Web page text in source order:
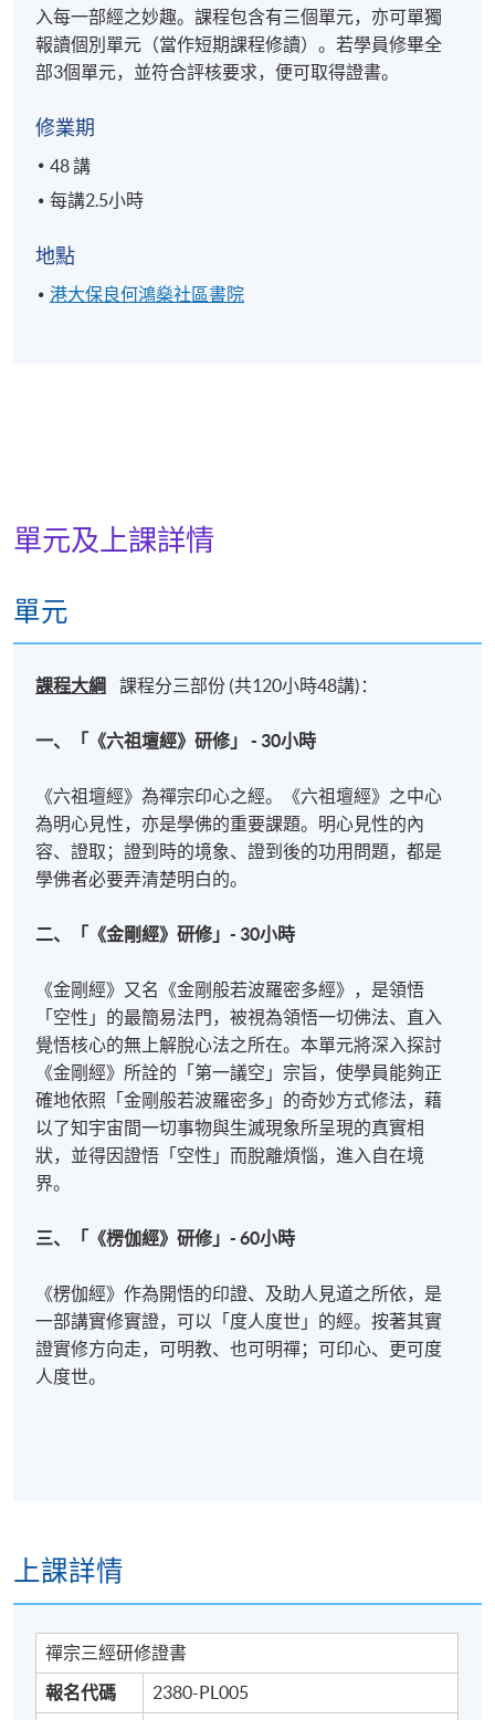
入每一部經之妙趣。課程包含有三個單元，亦可單獨
報讀個別單元（當作短期課程修讀）。若學員修畢全
部3個單元，並符合評核要求，便可取得證書。
修業期
48 講
每講2.5小時
地點
港大保良何鴻燊社區書院
單元及上課詳情
單元
課程大綱 課程分三部份 (共120小時48講)：
一、「《六祖壇經》研修」 - 30小時
《六祖壇經》為禪宗印心之經。《六祖壇經》之中心
為明心見性，亦是學佛的重要課題。明心見性的內
容、證取；證到時的境象、證到後的功用問題，都是
學佛者必要弄清楚明白的。
二、「《金剛經》研修」- 30小時
《金剛經》又名《金剛般若波羅密多經》，是領悟
「空性」的最簡易法門，被視為領悟一切佛法、直入
覺悟核心的無上解脫心法之所在。本單元將深入探討
《金剛經》所詮的「第一議空」宗旨，使學員能夠正
確地依照「金剛般若波羅密多」的奇妙方式修法，藉
以了知宇宙間一切事物與生滅現象所呈現的真實相
狀，並得因證悟「空性」而脫離煩惱，進入自在境
界。
三、「《楞伽經》研修」- 60小時
《楞伽經》作為開悟的印證、及助人見道之所依，是
一部講實修實證，可以「度人度世」的經。按著其實
證實修方向走，可明教、也可明禪；可印心、更可度
人度世。
上課詳情
禪宗三經研修證書
報名代碼
2380-PL005